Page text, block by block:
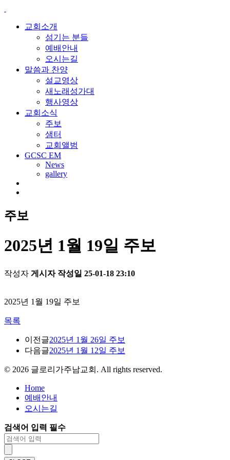
교회소개
섬기는 분들
예배안내
오시는길
말씀과 찬양
설교영상
새노래성가대
행사영상
교회소식
주보
샘터
교회앨범
GCSC EM
News
gallery
주보
2025년 1월 19일 주보
작성자 게시자 작성일 25-01-18 23:10
2025년 1월 19일 주보
목록
이전글2025년 1월 26일 주보
다음글2025년 1월 12일 주보
© 2026 글로리가주남교회. All rights reserved.
Home
예배안내
오시는길
검색어 입력 필수